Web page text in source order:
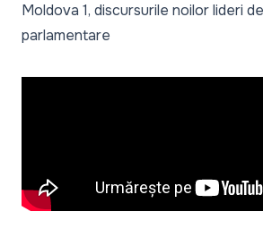
Moldova 1, discursurile noilor lideri
parlamentare